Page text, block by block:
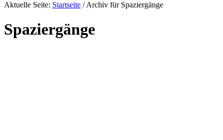
Aktuelle Seite: Startseite /Archiv für Spaziergänge
Spaziergänge